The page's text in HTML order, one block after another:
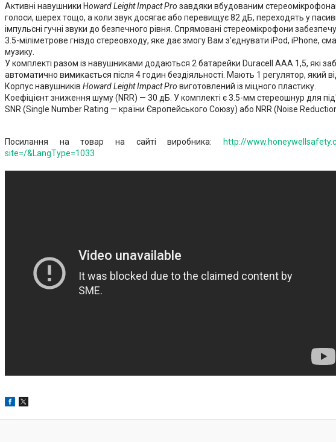
Активні навушники Howard Leight Impact Pro завдяки вбудованим
голоси, шерех тощо, а коли звук досягає або перевищує 82 дБ, переходять у
імпульсні гучні звуки до безпечного рівня. Спрямовані стереомікрофони
3.5-міліметрове гніздо стереовходу, яке дає змогу Вам з'єднувати iPod, iPhone,
музику.
У комплекті разом із навушниками додаються 2 батарейки Duracell ААА 1,5, які
автоматично вимикається після 4 годин бездіяльності. Мають 1 регулятор, який
Корпус навушників Howard Leight Impact Pro виготовлений із міцного пластику.
Коефіцієнт зниження шуму (NRR) — 30 дБ. У комплекті є 3.5-мм стереошнур для
SNR (Single Number Rating — країни Європейського Союзу) або NRR (Noise
Посилання на товар на сайті виробника:
http://
site=/&LangType=1033